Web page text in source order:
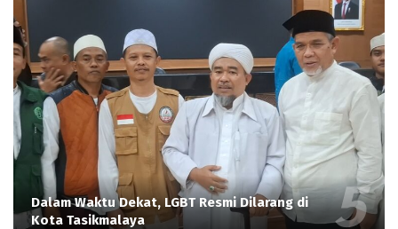
Dalam Waktu Dekat, LGBT Resmi Dilarang di
Kota Tasikmalaya